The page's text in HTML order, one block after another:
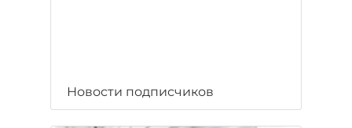
Новости подписчиков